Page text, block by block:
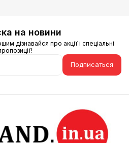
на новини
дізнавайся про акції і спеціальні
Подписаться